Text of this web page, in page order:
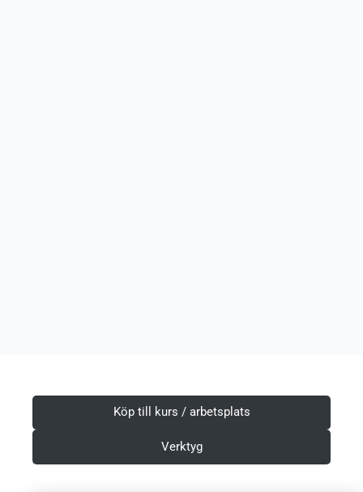
Köp till kurs / arbetsplats
Verktyg